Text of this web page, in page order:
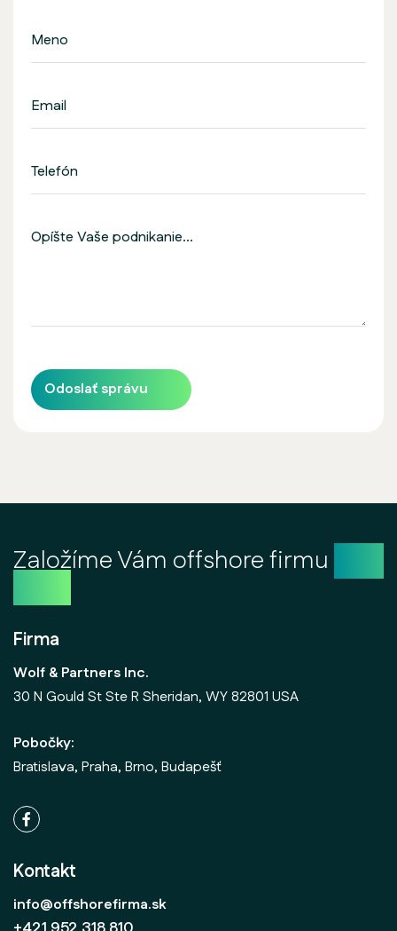
Odoslať správu
Založíme Vám offshore firmu
Firma
Wolf & Partners Inc.
30 N Gould St Ste R Sheridan, WY 82801 USA
Pobočky:
Bratislava, Praha, Brno, Budapešť
Kontakt
info@offshorefirma.sk